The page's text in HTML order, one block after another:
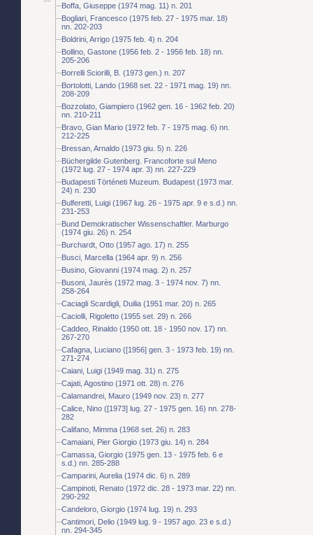
Boffa, Giuseppe (1974 mag. 11) n. 201
Bogliari, Francesco (1975 feb. 27 - 1975 mar. 18)
nn. 202-203
Boldrini, Arrigo (1975 feb. 4) n. 204
Bollino, Gastone (1956 feb. 2 - 1956 feb. 18) nn.
205-206
Borrelli Sciorilli, B. (1973 gen.) n. 207
Bortolotti, Lando (1968 set. 22 - 1971 mag. 19) nn.
208-209
Bozzolato, Giampiero (1962 gen. 16 - 1962 feb. 20)
nn. 210-211
Bravo, Gian Mario (1972 feb. 7 - 1975 mag. 6) nn.
212-225
Bressan, Arnaldo (1973 giu. 5) n. 226
Büchergilde Gutenberg. Francoforte sul Meno
(1972 lug. 27 - 1974 apr. 3) nn. 227-229
Budapesti Történeti Muzeum. Budapest (1973 mar.
24) n. 230
Bulferetti, Luigi (1967 lug. 26 - 1975 apr. 9 e s.d.) nn.
231-253
Bund Demokratischer Wissenschaftler. Marburgo
(1974 giu. 26) n. 254
Burchardt, Otto (1957 ago. 17) n. 255
Busci, Marcella (1964 apr. 9) n. 256
Busino, Giovanni (1974 mag. 2) n. 257
Busoni, Jaurès (1972 mag. 3 - 1974 nov. 7) nn.
258-264
Caciagli Scardigli, Duilia (1951 mar. 20) n. 265
Caciolli, Rigoletto (1955 set. 29) n. 266
Caddeo, Rinaldo (1950 ott. 18 - 1950 nov. 17) nn.
267-270
Cafagna, Luciano ([1956] gen. 3 - 1973 feb. 19) nn.
271-274
Caiani, Luigi (1949 mag. 31) n. 275
Cajati, Agostino (1971 ott. 28) n. 276
Calamandrei, Mauro (1949 nov. 23) n. 277
Calice, Nino ([1973] lug. 27 - 1975 gen. 16) nn. 278-
282
Califano, Mimma (1968 set. 26) n. 283
Camaiani, Pier Giorgio (1973 giu. 14) n. 284
Camassa, Giorgio (1975 gen. 13 - 1975 feb. 6 e
s.d.) nn. 285-288
Camparini, Aurelia (1974 dic. 6) n. 289
Campinoti, Renato (1972 dic. 28 - 1973 mar. 22) nn.
290-292
Candeloro, Giorgio (1974 lug. 19) n. 293
Cantimori, Delio (1949 lug. 9 - 1957 ago. 23 e s.d.)
nn. 294-345